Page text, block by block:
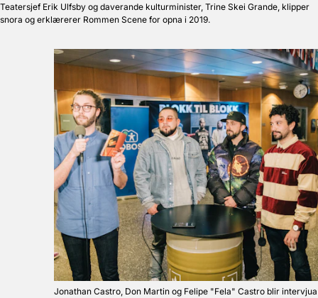
Teatersjef Erik Ulfsby og daverande kulturminister, Trine Skei Grande, klipper
snora og erklærerer Rommen Scene for opna i 2019.
Jonathan Castro, Don Martin og Felipe "Fela" Castro blir intervjua